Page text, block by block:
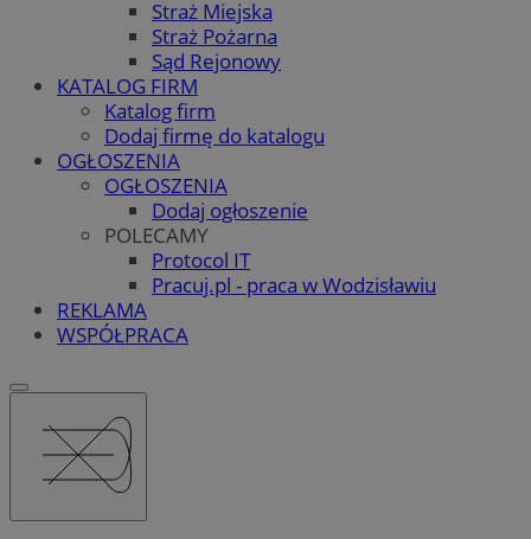
Straż Miejska
Straż Pożarna
Sąd Rejonowy
KATALOG FIRM
Katalog firm
Dodaj firmę do katalogu
OGŁOSZENIA
OGŁOSZENIA
Dodaj ogłoszenie
POLECAMY
Protocol IT
Pracuj.pl - praca w Wodzisławiu
REKLAMA
WSPÓŁPRACA